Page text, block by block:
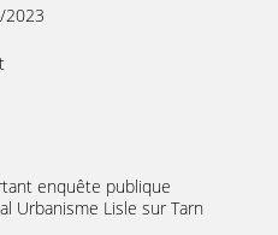
2023
enquête publique
Urbanisme Lisle sur Tarn